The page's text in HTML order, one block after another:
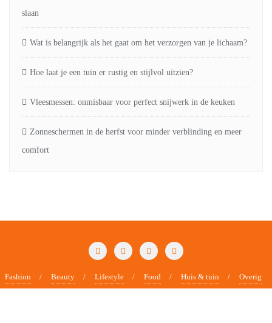
slaan
Wat is belangrijk als het gaat om het verzorgen van je lichaam?
Hoe laat je een tuin er rustig en stijlvol uitzien?
Vleesmessen: onmisbaar voor perfect snijwerk in de keuken
Zonneschermen in de herfst voor minder verblinding en meer
comfort
Fashion Beauty Lifestyle Food Huis & tuin
Overig